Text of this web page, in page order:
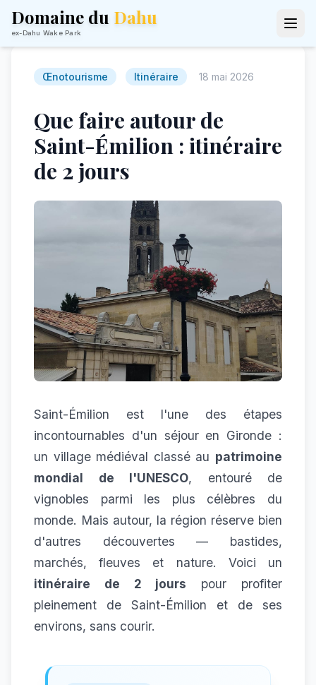
Domaine du Dahu
ex-Dahu Wake Park
Œnotourisme Itinéraire 18 mai 2026
Que faire autour de
Saint-Émilion : itinéraire
de 2 jours
Saint-Émilion est l'une des étapes
incontournables d'un séjour en Gironde :
un village médiéval classé au patrimoine
mondial de l'UNESCO, entouré de
vignobles parmi les plus célèbres du
monde. Mais autour, la région réserve bien
d'autres découvertes — bastides,
marchés, fleuves et nature. Voici un
itinéraire de 2 jours pour profiter
pleinement de Saint-Émilion et de ses
environs, sans courir.